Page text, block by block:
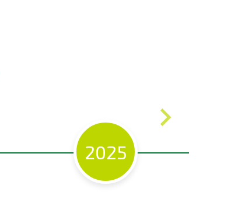
2025